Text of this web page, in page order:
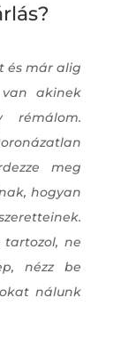
és már alig
akinek
rémálom.
meg
hogyan
ne
nézz be
nálunk